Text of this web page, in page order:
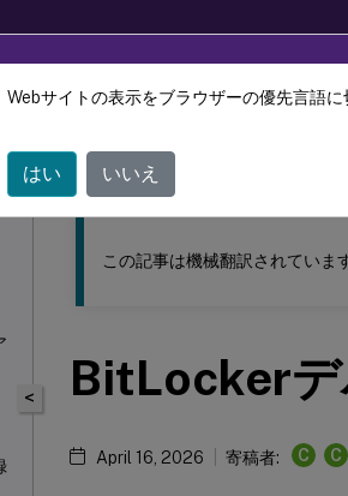
このコンテンツは動的に機械翻訳されてい
Citrix Endpoint Management
<
この記事は機械翻訳されていま
BitLocker
April 16, 2026 寄稿者: C C
Webサイトの表示をブラウザーの優先言語に
はい いいえ